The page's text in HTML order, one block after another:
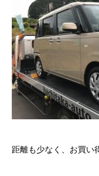
距離も少なく、お買い